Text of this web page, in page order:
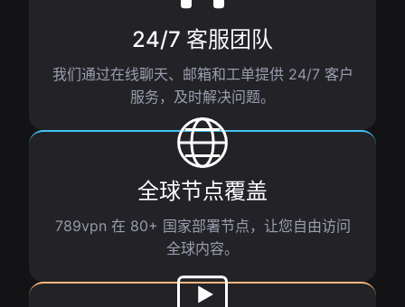
24/7 客服团队
我们通过在线聊天、邮箱和工单提供 24/7 客户
服务，及时解决问题。
全球节点覆盖
789vpn 在 80+ 国家部署节点，让您自由访问
全球内容。